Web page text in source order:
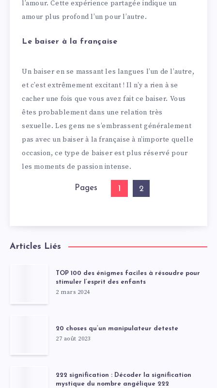
l’amour. Cette expérience partagée indique un
amour plus profond l’un pour l’autre.
Le baiser à la française
Un baiser en se massant les langues l’un de l’autre,
et c’est extrêmement excitant ! Il n’y a rien à se
cacher une fois que vous avez fait ce baiser. Vous
êtes probablement dans une relation très
sexuelle. Les gens ne s’embrassent généralement
pas avec un baiser à la française à n’importe quelle
occasion, ce type de baiser est plus réservé pour
les moments de passion intense.
Pages 1 2
Articles Liés
TOP 100 des énigmes faciles à résoudre pour
stimuler l’esprit des enfants
2 mars 2024
20 choses qu’un manipulateur deteste
27 août 2023
222 signification : Décoder la signification
mystique du nombre angélique 222